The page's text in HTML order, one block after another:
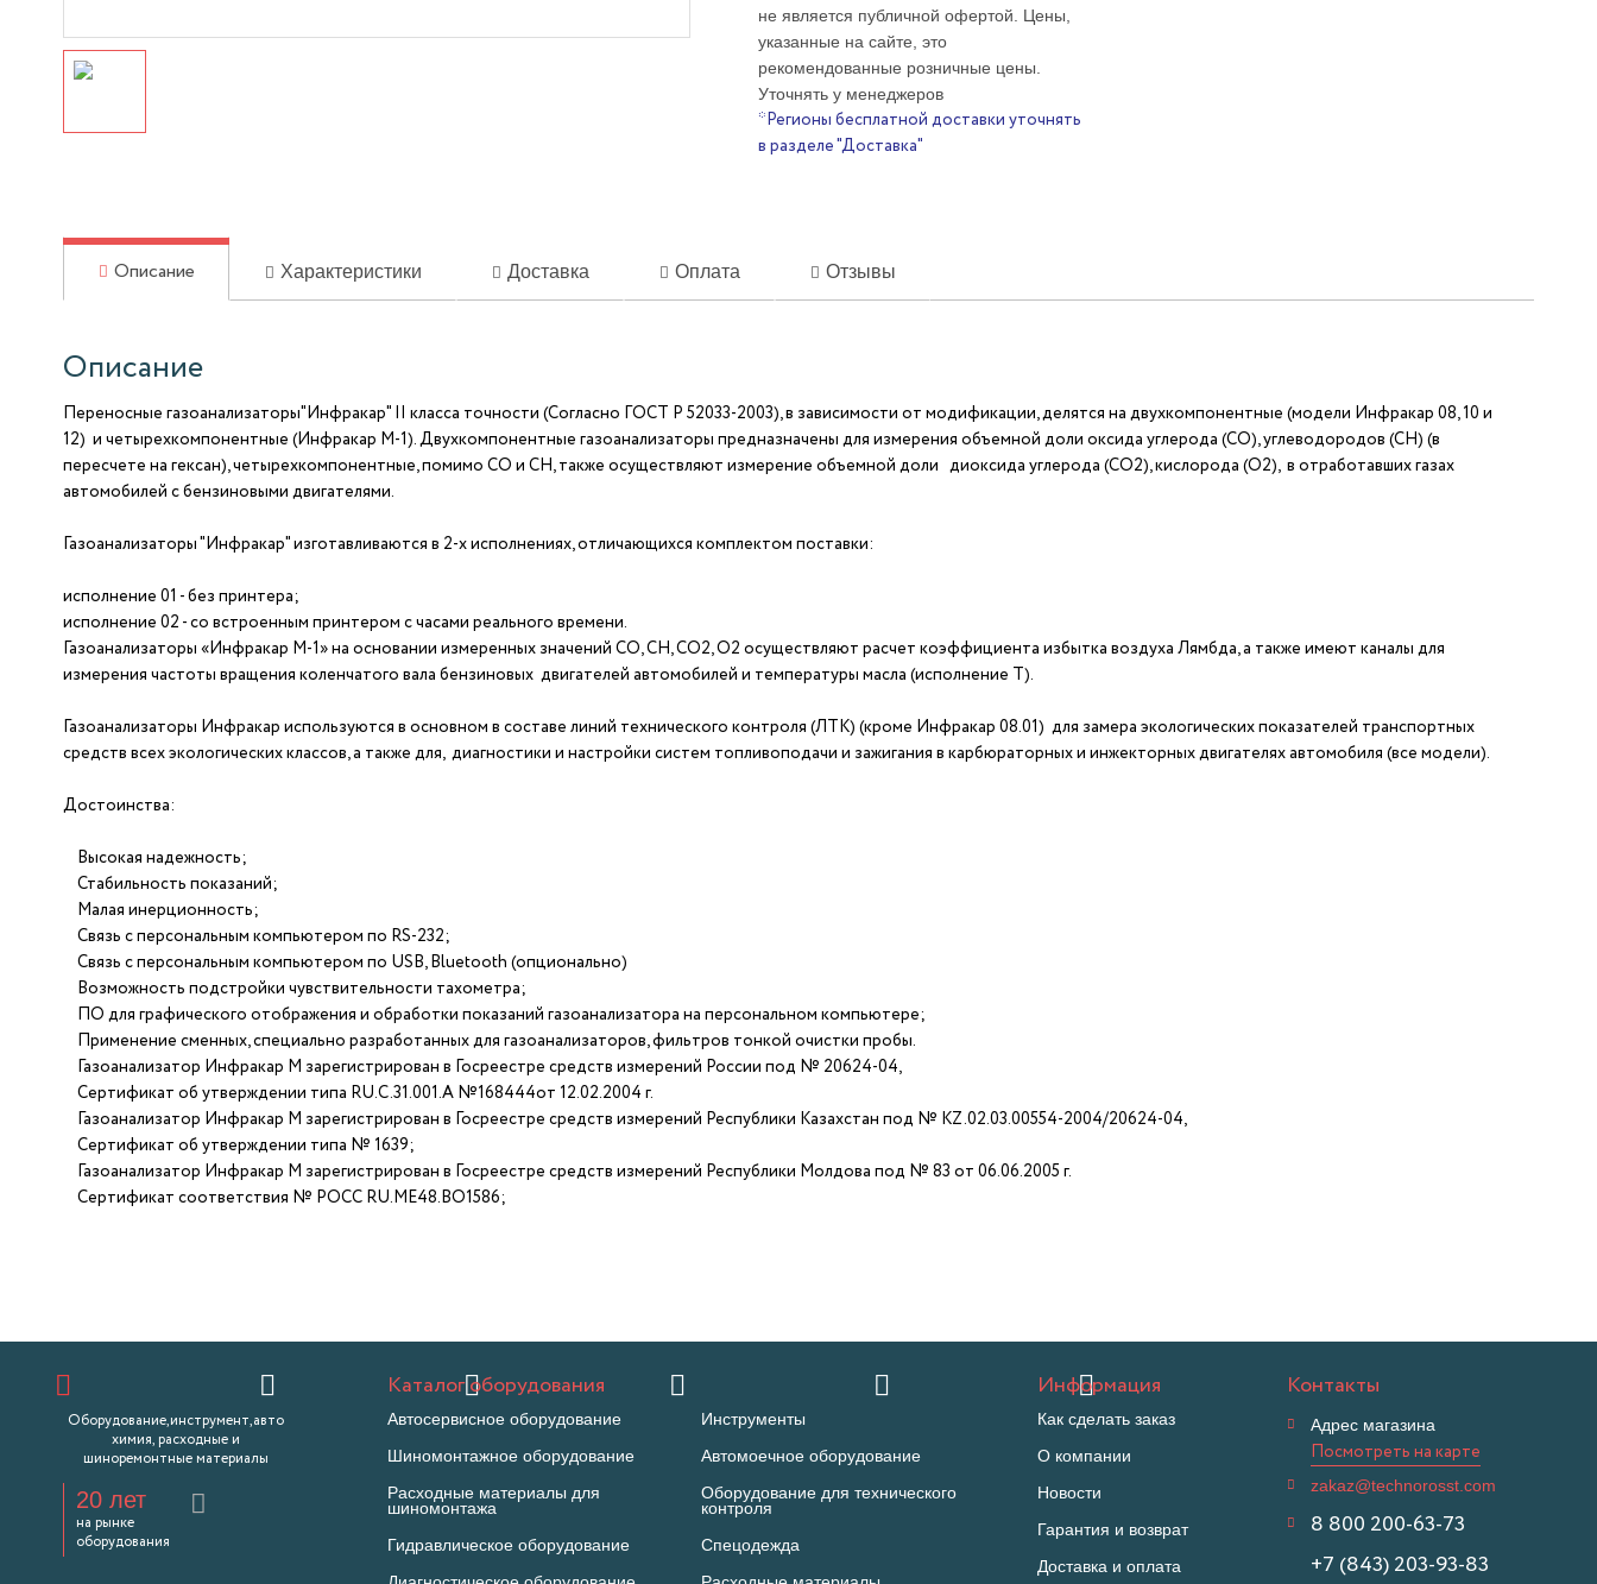
не является публичной офертой. Цены,
указанные на сайте, это
рекомендованные розничные цены.
Уточнять у менеджеров
*Регионы бесплатной доставки уточнять
в разделе "Доставка"
Описание Характеристики Доставка Оплата Отзывы
Описание
Переносные газоанализаторы"Инфракар" II класса точности (Согласно ГОСТ Р 52033-2003), в зависимости от модификации, делятся на двухкомпонентные (модели Инфракар 08, 10 и
12) и четырехкомпонентные (Инфракар М-1). Двухкомпонентные газоанализаторы предназначены для измерения объемной доли оксида углерода (СО), углеводородов (CН) (в
пересчете на гексан), четырехкомпонентные, помимо СО и СН, также осуществляют измерение объемной доли диоксида углерода (СО2), кислорода (О2), в отработавших газах
автомобилей с бензиновыми двигателями.
Газоанализаторы "Инфракар" изготавливаются в 2-х исполнениях, отличающихся комплектом поставки:
исполнение 01 - без принтера;
исполнение 02 - со встроенным принтером с часами реального времени.
Газоанализаторы «Инфракар М-1» на основании измеренных значений СО, СН, СО2, О2 осуществляют расчет коэффициента избытка воздуха Лямбда, а также имеют каналы для
измерения частоты вращения коленчатого вала бензиновых двигателей автомобилей и температуры масла (исполнение Т).
Газоанализаторы Инфракар используются в основном в составе линий технического контроля (ЛТК) (кроме Инфракар 08.01) для замера экологических показателей транспортных
средств всех экологических классов, а также для, диагностики и настройки систем топливоподачи и зажигания в карбюраторных и инжекторных двигателях автомобиля (все модели).
Достоинства:
Высокая надежность;
Стабильность показаний;
Малая инерционность;
Связь с персональным компьютером по RS-232;
Связь с персональным компьютером по USB, Bluetooth (опционально)
Возможность подстройки чувствительности тахометра;
ПО для графического отображения и обработки показаний газоанализатора на персональном компьютере;
Применение сменных, специально разработанных для газоанализаторов, фильтров тонкой очистки пробы.
Газоанализатор Инфракар М зарегистрирован в Госреестре средств измерений России под № 20624-04,
Сертификат об утверждении типа RU.С.31.001.А №168444от 12.02.2004 г.
Газоанализатор Инфракар М зарегистрирован в Госреестре средств измерений Республики Казахстан под № KZ.02.03.00554-2004/20624-04,
Сертификат об утверждении типа № 1639;
Газоанализатор Инфракар М зарегистрирован в Госреестре средств измерений Республики Молдова под № 83 от 06.06.2005 г.
Сертификат соответствия № РОСС RU.МЕ48.ВО1586;
Оборудование,инструмент,авто
химия, расходные и
шиноремонтные материалы
20 лет
на рынке
оборудования
Каталог оборудования
Автосервисное оборудование
Шиномонтажное оборудование
Расходные материалы для
шиномонтажа
Гидравлическое оборудование
Инструменты
Автомоечное оборудование
Оборудование для технического
контроля
Спецодежда
Информация
Как сделать заказ
О компании
Новости
Гарантия и возврат
Доставка и оплата
Контакты
Адрес магазина
Посмотреть на карте
zakaz@technorosst.com
8 800 200-63-73
+7 (843) 203-93-83